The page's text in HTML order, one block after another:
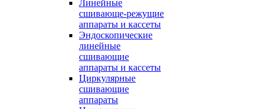
Линейные
сшивающе-режущие
аппараты и кассеты
Эндоскопические
линейные
сшивающие
аппараты и кассеты
Циркулярные
сшивающие
аппараты